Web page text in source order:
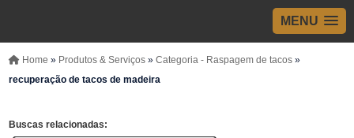
MENU
Home » Produtos & Serviços»Categoria - Raspagem de tacos»
recuperação de tacos de madeira
Buscas relacionadas: